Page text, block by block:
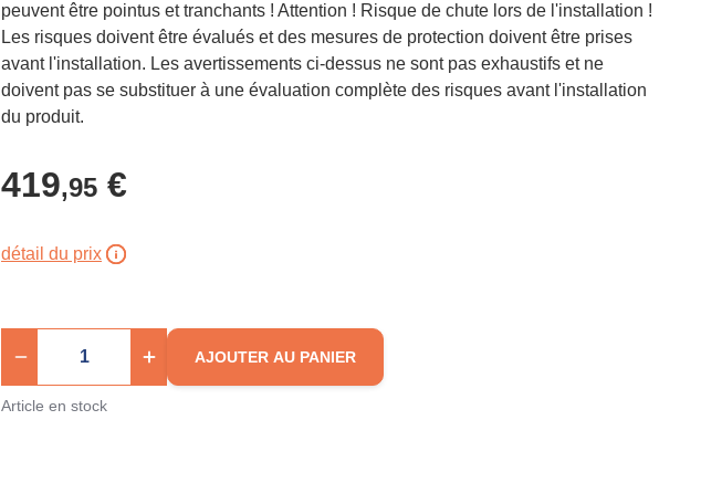
peuvent être pointus et tranchants ! Attention ! Risque de chute lors de l'installation !
Les risques doivent être évalués et des mesures de protection doivent être prises
avant l'installation. Les avertissements ci-dessus ne sont pas exhaustifs et ne
doivent pas se substituer à une évaluation complète des risques avant l'installation
du produit.
419,95 €
détail du prix
AJOUTER AU PANIER
Article en stock